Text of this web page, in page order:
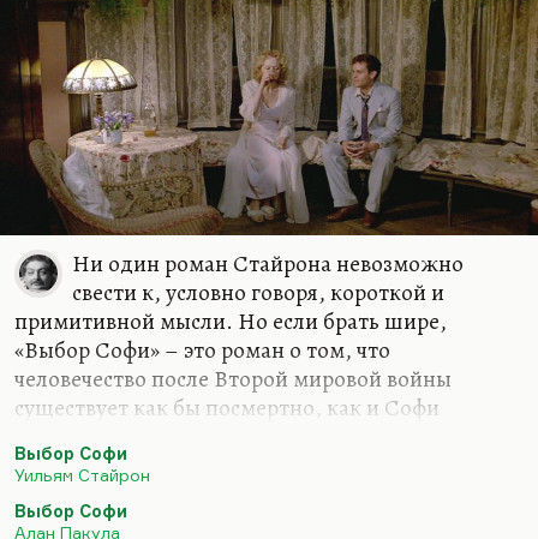
Ни один роман Стайрона невозможно
свести к, условно говоря, короткой и
примитивной мысли. Но если брать шире,
«Выбор Софи» – это роман о том, что
человечество после Второй мировой войны
существует как бы посмертно, как и Софи
неудачным. И причина депрессии, которая
накрыла Стайрона после этого романа (он же
ничего, собственно, ничего и не написал дальше,
Выбор Софи
Уильям Стайрон
Выбор Софи
Алан Пакула